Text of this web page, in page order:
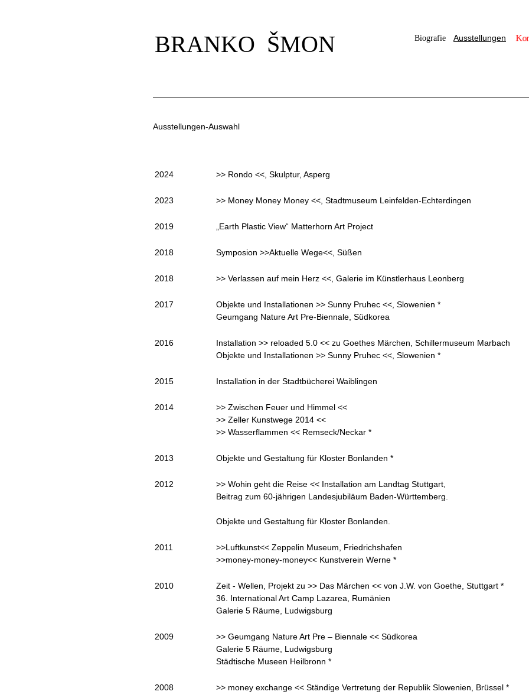
BRANKO ŠMON Biografie Ausstellungen
Ausstellungen-Auswahl
2024 >> Rondo <<, Skulptur, Asperg
2023 >> Money Money Money <<, Stadtmuseum Leinfelden-Echterdingen
2019 „Earth Plastic View“ Matterhorn Art Project
2018 Symposion >>Aktuelle Wege<<, Süßen
2018 >> Verlassen auf mein Herz <<, Galerie im Künstlerhaus Leonberg
2017
Objekte und Installationen >> Sunny Pruhec <<, Slowenien *
Geumgang Nature Art Pre-Biennale, Südkorea
2016
Installation >> reloaded 5.0 << zu Goethes Märchen, Schillermuseum Marbach
Objekte und Installationen >> Sunny Pruhec <<, Slowenien *
2015 Installation in der Stadtbücherei Waiblingen
2014
>> Zwischen Feuer und Himmel <<
>> Zeller Kunstwege 2014 <<
>> Wasserflammen << Remseck/Neckar *
2013 Objekte und Gestaltung für Kloster Bonlanden *
2012
>> Wohin geht die Reise << Installation am Landtag Stuttgart,
Beitrag zum 60-jährigen Landesjubiläum Baden-Württemberg.
Objekte und Gestaltung für Kloster Bonlanden.
2011
>>Luftkunst<< Zeppelin Museum, Friedrichshafen
>>money-money-money<< Kunstverein Werne *
2010
Zeit - Wellen, Projekt zu >> Das Märchen << von J.W. von Goethe, Stuttgart *
36. International Art Camp Lazarea, Rumänien
Galerie 5 Räume, Ludwigsburg
2009
>> Geumgang Nature Art Pre – Biennale << Südkorea
Galerie 5 Räume, Ludwigsburg
Städtische Museen Heilbronn *
2008 >> money exchange << Ständige Vertretung der Republik Slowenien, Brüssel *